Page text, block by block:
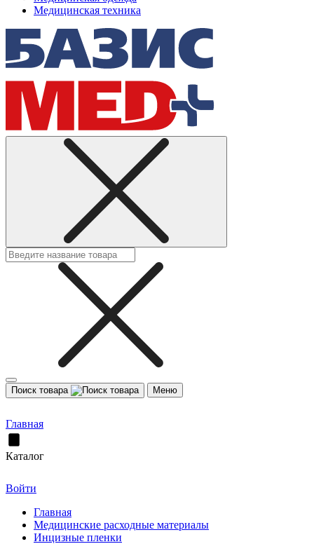
Медицинская техника
Поиск товара Меню
Главная
Каталог
Войти
Главная
Медицинские расходные материалы
Инцизные пленки